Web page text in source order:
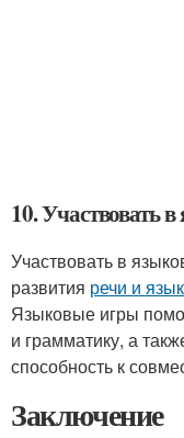
10. Участвовать
Участвовать в
развития речи и
Языковые игры
и грамматику, а
способность к
Заключение